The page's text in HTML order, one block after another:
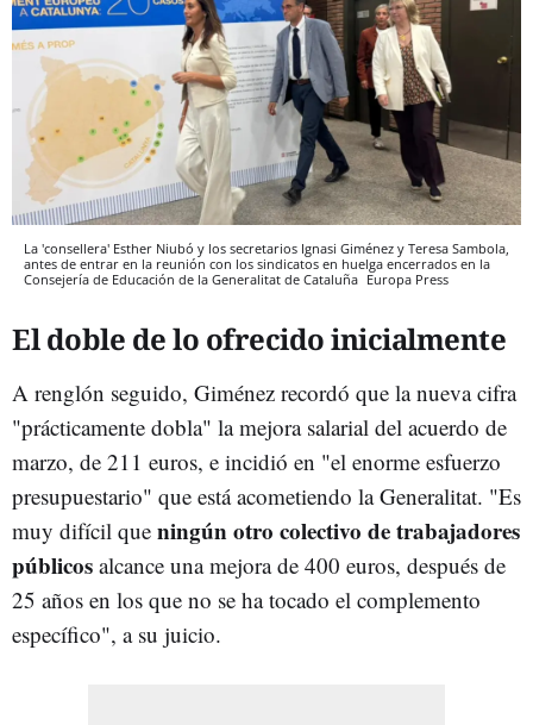
La 'consellera' Esther Niubó y los secretarios Ignasi Giménez y Teresa Sambola,
antes de entrar en la reunión con los sindicatos en huelga encerrados en la
Consejería de Educación de la Generalitat de Cataluña Europa Press
El doble de lo ofrecido inicialmente
A renglón seguido, Giménez recordó que la nueva cifra
"prácticamente dobla" la mejora salarial del acuerdo de
marzo, de 211 euros, e incidió en "el enorme esfuerzo
presupuestario" que está acometiendo la Generalitat. "Es
muy difícil que ningún otro colectivo de trabajadores
públicos alcance una mejora de 400 euros, después de
25 años en los que no se ha tocado el complemento
específico", a su juicio.